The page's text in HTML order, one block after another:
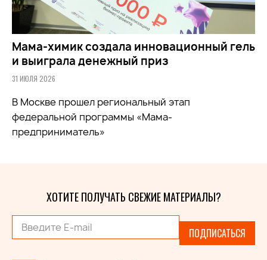
Мама-химик создала инновационный гель
и выиграла денежный приз
31 ИЮЛЯ 2026
В Москве прошел региональный этап
федеральной программы «Мама-
предприниматель»
ХОТИТЕ ПОЛУЧАТЬ СВЕЖИЕ МАТЕРИАЛЫ?
ПОДПИСАТЬСЯ